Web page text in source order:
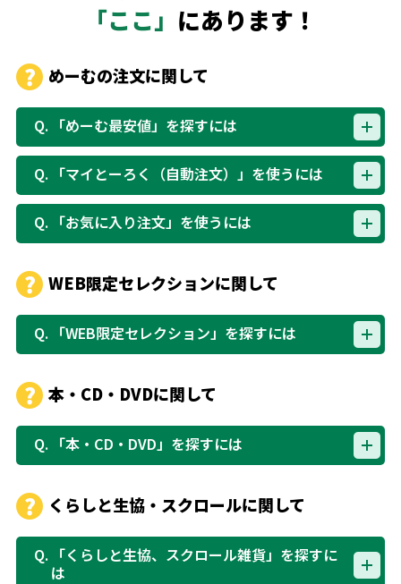
「ここ」 にあります！
めーむの注文に関して
Q. 「めーむ最安値」を探すには
Q. 「マイとーろく（自動注文）」を使うには
Q. 「お気に入り注文」を使うには
WEB限定セレクションに関して
Q. 「WEB限定セレクション」を探すには
本・CD・DVDに関して
Q. 「本・CD・DVD」を探すには
くらしと生協・スクロールに関して
Q. 「くらしと生協、スクロール雑貨」を探すに
は